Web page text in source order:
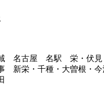
名古屋 名駅 栄・伏
新栄・千種・大曽根・